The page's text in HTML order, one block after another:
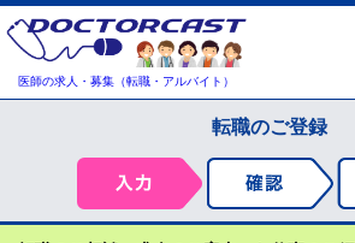
医師の求人・募集（転職・アルバイト）
転職のご登録